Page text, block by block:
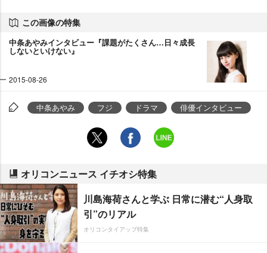
この画像の特集
中条あやみインタビュー『課題がたくさん…日々成長
しないといけない』
2015-08-26
中条あやみ フジ ドラマ 俳優インタビュー
オリコンニュース イチオシ特集
川島海荷さんと学ぶ 日常に潜む“人身取
引”のリアル
オリコンタイアップ特集